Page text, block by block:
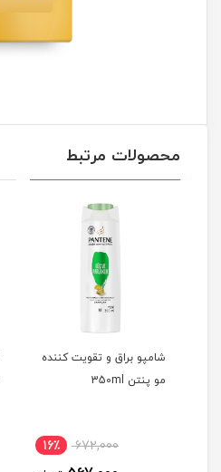
محصولات مرتبط
شامپو براق و تقویت کننده
مو پنتن 350ml
672,000 16٪